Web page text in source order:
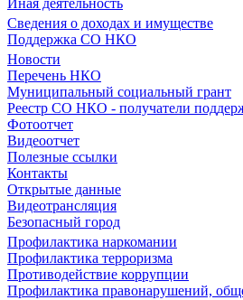
Иная деятельность
Сведения о доходах и имуществе
Поддержка СО НКО
Новости
Перечень НКО
Муниципальный социальный грант
Реестр СО НКО - получатели
Фотоотчет
Видеоотчет
Полезные ссылки
Контакты
Открытые данные
Видеотрансляция
Безопасный город
Профилактика наркомании
Профилактика терроризма
Противодействие коррупции
Профилактика правонарушений,